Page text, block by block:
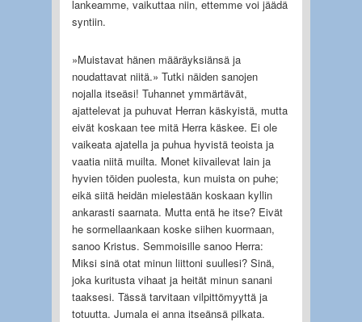
lankeamme, vaikuttaa niin, ettemme voi jäädä
syntiin.
»Muistavat hänen määräyksiänsä ja
noudattavat niitä.» Tutki näiden sanojen
nojalla itseäsi! Tuhannet ymmärtävät,
ajattelevat ja puhuvat Herran käskyistä, mutta
eivät koskaan tee mitä Herra käskee. Ei ole
vaikeata ajatella ja puhua hyvistä teoista ja
vaatia niitä muilta. Monet kiivailevat lain ja
hyvien töiden puolesta, kun muista on puhe;
eikä siitä heidän mielestään koskaan kyllin
ankarasti saarnata. Mutta entä he itse? Eivät
he sormellaankaan koske siihen kuormaan,
sanoo Kristus. Semmoisille sanoo Herra:
Miksi sinä otat minun liittoni suullesi? Sinä,
joka kuritusta vihaat ja heität minun sanani
taaksesi. Tässä tarvitaan vilpittömyyttä ja
totuutta. Jumala ei anna itseänsä pilkata.